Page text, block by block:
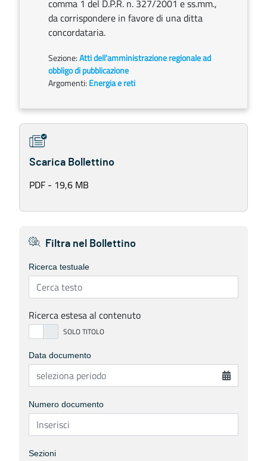
comma 1 del D.P.R. n. 327/2001 e ss.mm.,
da corrispondere in favore di una ditta
concordataria.
Sezione:Atti dell'amministrazione regionale ad
obbligo di pubblicazione
Argomenti: Energia e reti
Scarica Bollettino
PDF - 19,6 MB
Filtra nel Bollettino
Ricerca testuale
Ricerca estesa al contenuto
Data documento
Numero documento
Sezioni